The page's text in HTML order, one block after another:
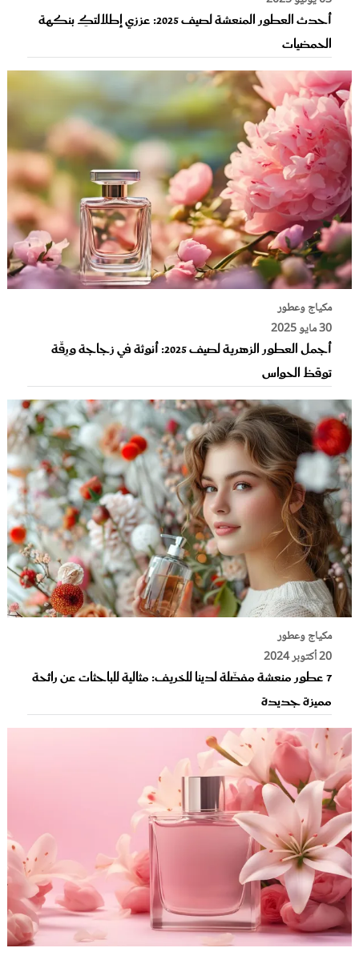
أحدث العطور المنعشة لصيف 2025: عززي إطلالتكِ بنكهة
الحمضيات
مكياج وعطور
30 مايو 2025
أجمل العطور الزهرية لصيف 2025: أنوثة في زجاجة ورِقّة
توقظ الحواس
مكياج وعطور
20 أكتوبر 2024
7 عطور منعشة مفضّلة لدينا للخريف: مثالية للباحثات عن رائحة
مميزة جديدة